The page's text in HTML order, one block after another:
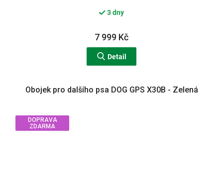
3 dny
7 999 Kč
Detail
DOPRAVA
ZDARMA
Obojek pro dalšího psa DOG GPS X30B - Zelená